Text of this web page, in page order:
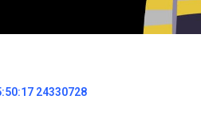
24330728